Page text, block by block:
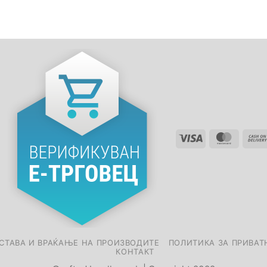
И ВРАЌАЊЕ НА ПРОИЗВОДИТЕ ПОЛИТИКА ЗА
КОНТАКТ